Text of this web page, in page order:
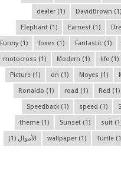
DavidBrown (1)
dealer (1)
Earnest (1)
Elephant (1)
Fantastic (1)
foxes (1)
Funny(1)
life (1)
Modern (1)
motocross (1)
Moyes (1)
on (1)
Picture (1)
Red (1)
road (1)
Ronaldo (1)
speed (1)
Speedback (1)
suit
Sunset (1)
theme (1)
Turtle
wallpaper (1) الأموال (1)